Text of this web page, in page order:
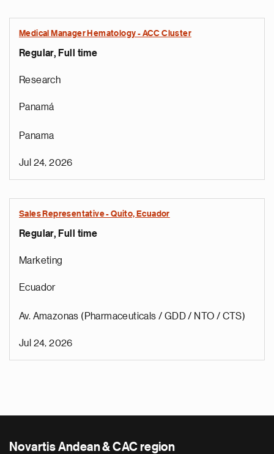
Medical Manager Hematology - ACC Cluster
Regular, Full time
Research
Panamá
Panama
Jul 24, 2026
Sales Representative - Quito, Ecuador
Regular, Full time
Marketing
Ecuador
Av. Amazonas (Pharmaceuticals / GDD / NTO / CTS)
Jul 24, 2026
Novartis Andean & CAC region